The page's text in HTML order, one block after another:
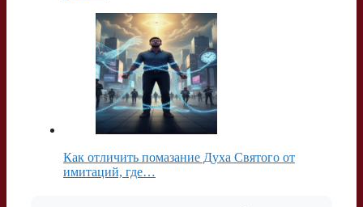
Как отличить помазание Духа Святого от
имитаций, где…